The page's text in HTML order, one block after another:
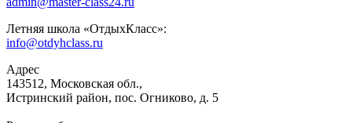
Летняя школа «ОтдыхКласс»:
info@otdyhclass.ru
Адрес
143512, Московская обл.,
Истринский район, пос. Огниково, д. 5